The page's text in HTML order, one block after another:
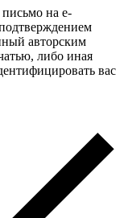
на e-
авторским
либо иная
вас